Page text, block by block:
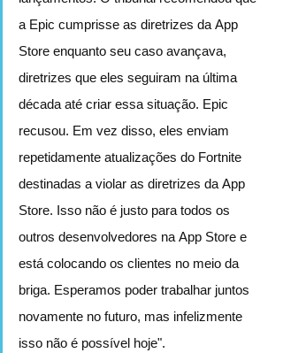
a Epic cumprisse as diretrizes da ‌App
Store‌ enquanto seu caso avançava,
diretrizes que eles seguiram na última
década até criar essa situação. Epic
recusou. Em vez disso, eles enviam
repetidamente atualizações do Fortnite
destinadas a violar as diretrizes da ‌App
Store‌. Isso não é justo para todos os
outros desenvolvedores na ‌App Store‌ e
está colocando os clientes no meio da
briga. Esperamos poder trabalhar juntos
novamente no futuro, mas infelizmente
isso não é possível hoje".